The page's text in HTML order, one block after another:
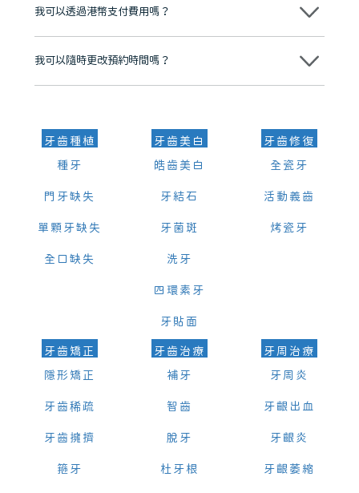
我可以透過港幣支付費用嗎？
可以。維港口腔會按照當日匯率轉算收取費用，而匯率會及時告知客人
我可以隨時更改預約時間嗎？
可以，請盡早通過wechat或whatsapp聯絡我們，告知我們你原本預約
牙齒種植
種牙
門牙缺失
單顆牙缺失
全口缺失
牙齒美白
皓齒美白
牙結石
牙菌斑
洗牙
四環素牙
牙貼面
牙齒修復
全瓷牙
活動義齒
烤瓷牙
牙齒矯正
隱形矯正
牙齒稀疏
牙齒擁擠
箍牙
牙齒治療
補牙
智齒
脫牙
杜牙根
牙周治療
牙周炎
牙齦出血
牙齦炎
牙齦萎縮